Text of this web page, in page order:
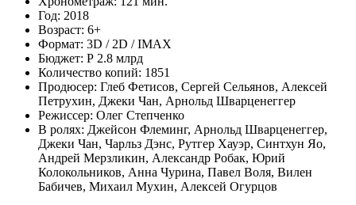
Год: 2018
Возраст: 6+
Формат: 3D / 2D / IMAX
Бюджет: Р 2.8 млрд
Количество копий: 1851
Продюсер: Глеб Фетисов, Сергей Сельянов, Алексей
Петрухин, Джеки Чан, Арнольд Шварценеггер
Режиссер: Олег Степченко
В ролях: Джейсон Флеминг, Арнольд Шварценеггер,
Джеки Чан, Чарльз Дэнс, Рутгер Хауэр, Синтхун Яо,
Андрей Мерзликин, Александр Робак, Юрий
Колокольников, Анна Чурина, Павел Воля, Вилен
Бабичев, Михаил Мухин, Алексей Огурцов